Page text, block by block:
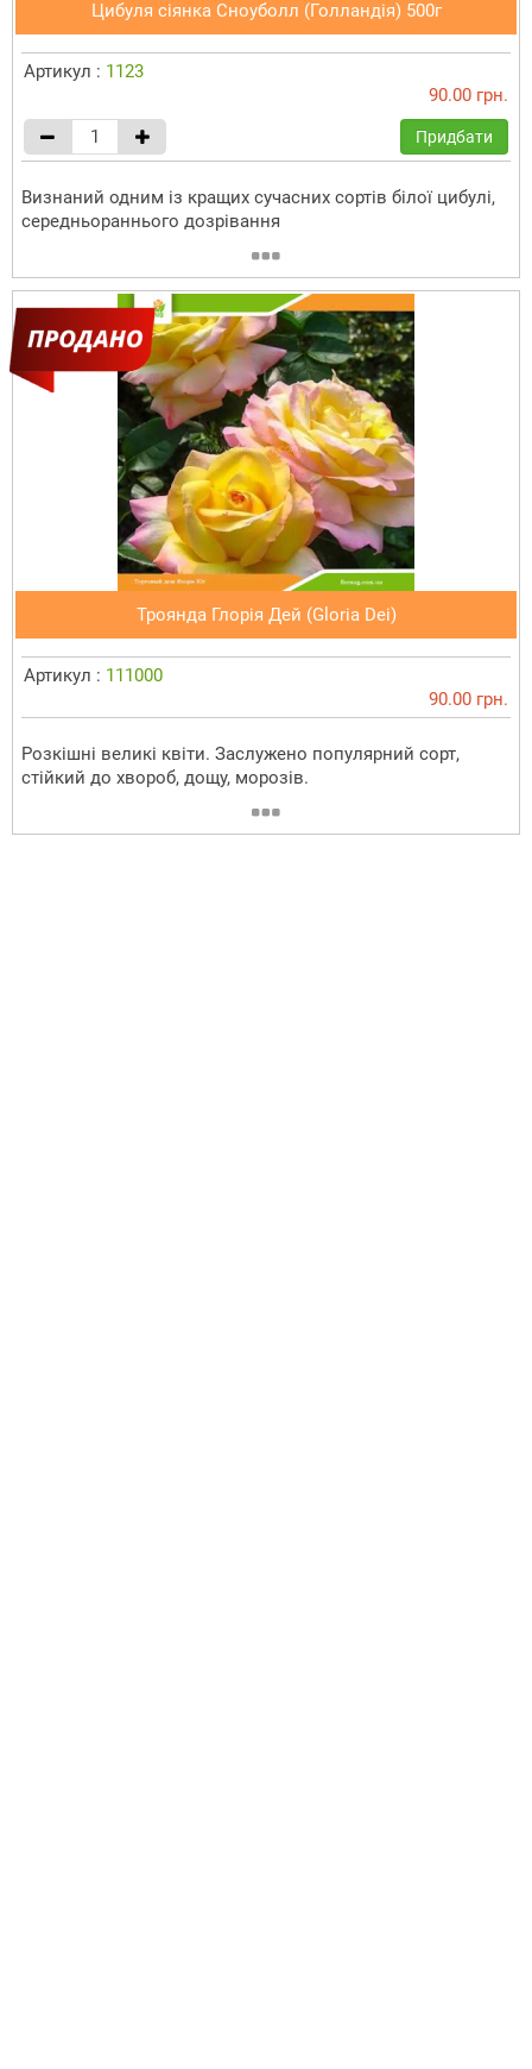
Цибуля сіянка Сноуболл (Голландія) 500г
Артикул : 1123
90.00 грн.
Придбати
Визнаний одним із кращих сучасних сортів білої цибулі,
середньораннього дозрівання
Троянда Глорія Дей (Gloria Dei)
Артикул : 111000
90.00 грн.
Розкішні великі квіти. Заслужено популярний сорт,
стійкий до хвороб, дощу, морозів.